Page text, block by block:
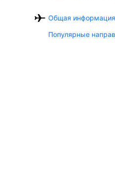
Общая информация
Популярные